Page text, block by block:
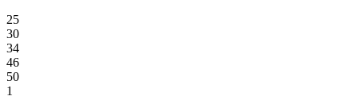
25
30
34
46
50
1